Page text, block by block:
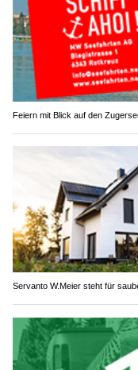
Feiern mit Blick auf den
Servanto W.Meier steht für